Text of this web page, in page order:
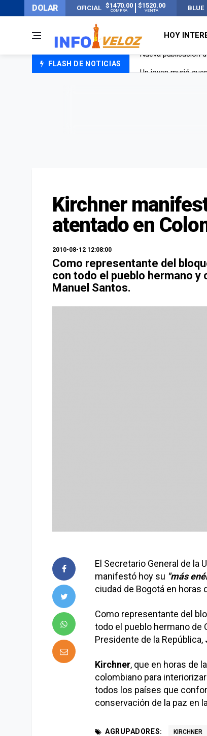
DOLAR OFICIAL $1470.00
COMPRA
$1520.00
VENTA BLUE
HOY
FLASH DE NOTICIAS
Kirchner
atentado en
2010-08-12 12:08:00
Como representante del
con todo el pueblo hermano
Manuel Santos.
El Secretario General de la
manifestó hoy su "más
ciudad de Bogotá en horas
Como representante del
todo el pueblo hermano de
Presidente de la República,
Kirchner, que en horas de
colombiano para
todos los países que
conservación de la paz en
AGRUPADORES: KIRCHNER